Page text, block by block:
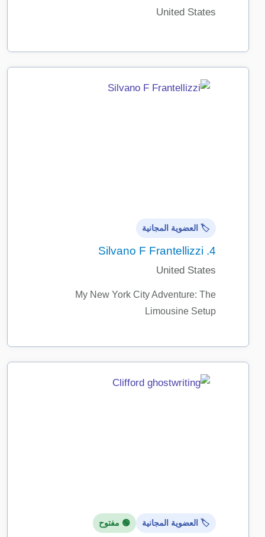
United States
🏷️ العضوية المجانية
4.
Silvano F Frantellizzi
United States
My New York City Adventure: The
Limousine Setup
🏷️ العضوية المجانية 🟢 مفتوح